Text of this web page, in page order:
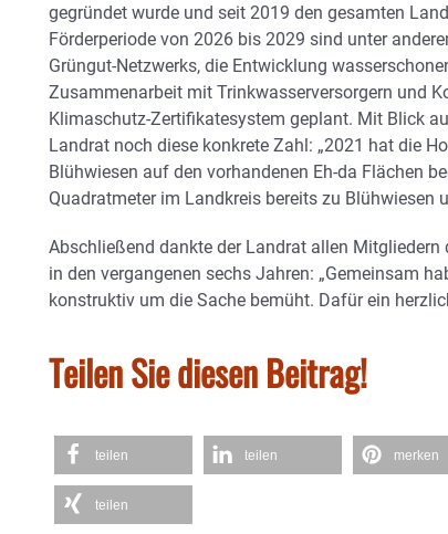
gegründet wurde und seit 2019 den gesamten
Förderperiode von 2026 bis 2029 sind unter
Grüngut-Netzwerks, die Entwicklung
Zusammenarbeit mit Trinkwasserversorgern und
Klimaschutz-Zertifikatesystem geplant. Mit Blick
Landrat noch diese konkrete Zahl: „2021 hat die
Blühwiesen auf den vorhandenen Eh-da Flächen
Quadratmeter im Landkreis bereits zu Blühwiesen
Abschließend dankte der Landrat allen
in den vergangenen sechs Jahren: „Gemeinsam
konstruktiv um die Sache bemüht. Dafür ein
Teilen Sie diesen Beitrag!
teilen teilen merken
teilen